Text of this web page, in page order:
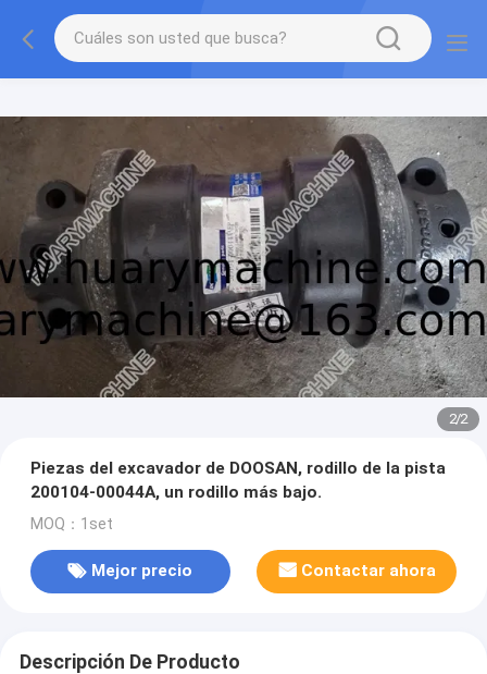
2/2
Piezas del excavador de DOOSAN, rodillo de la pista
200104-00044A, un rodillo más bajo.
MOQ：1set
Mejor precio Contactar ahora
Descripción De Producto